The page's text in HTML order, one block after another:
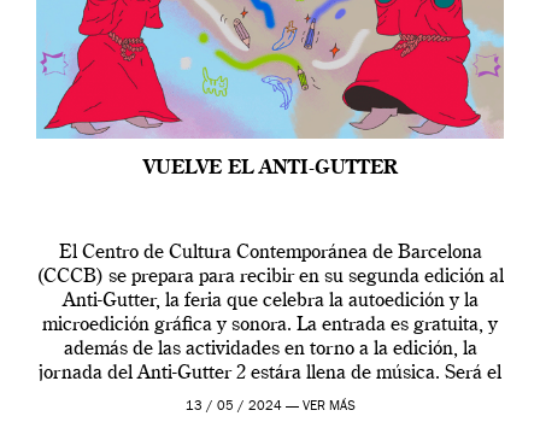
VUELVE EL ANTI-GUTTER
El Centro de Cultura Contemporánea de Barcelona
(CCCB) se prepara para recibir en su segunda edición al
Anti-Gutter, la feria que celebra la autoedición y la
microedición gráfica y sonora. La entrada es gratuita, y
además de las actividades en torno a la edición, la
jornada del Anti-Gutter 2 estára llena de música. Será el
[…]
13 / 05 / 2024 — VER MÁS